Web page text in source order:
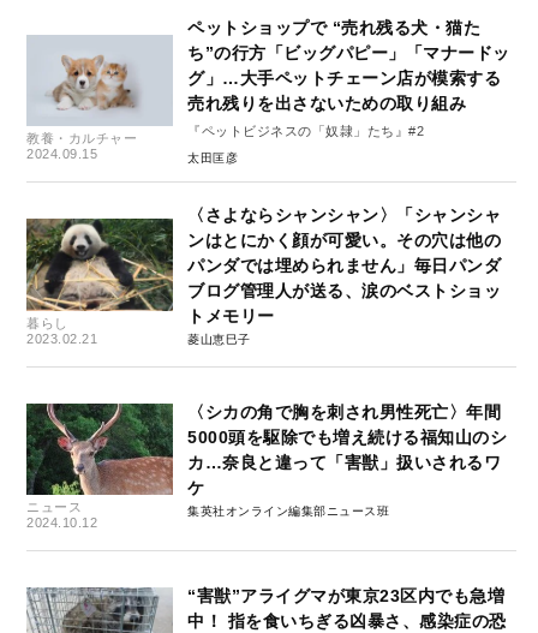
教養・カルチャー
2024.09.15
ペットショップで “売れ残る犬・猫た
ち”の行方「ビッグパピー」「マナードッ
グ」…大手ペットチェーン店が模索する
売れ残りを出さないための取り組み
『ペットビジネスの「奴隷」たち』#2
太田匡彦
暮らし
2023.02.21
〈さよならシャンシャン〉「シャンシャ
ンはとにかく顔が可愛い。その穴は他の
パンダでは埋められません」毎日パンダ
ブログ管理人が送る、涙のベストショッ
トメモリー
菱山恵巳子
ニュース
2024.10.12
〈シカの角で胸を刺され男性死亡〉年間
5000頭を駆除でも増え続ける福知山のシ
カ…奈良と違って「害獣」扱いされるワ
ケ
集英社オンライン編集部ニュース班
“害獣”アライグマが東京23区内でも急増
中！ 指を食いちぎる凶暴さ、感染症の恐